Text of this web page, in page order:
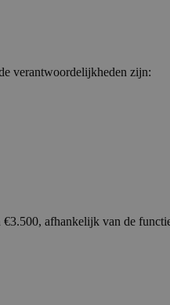
verantwoordelijkheden zijn:
afhankelijk van de